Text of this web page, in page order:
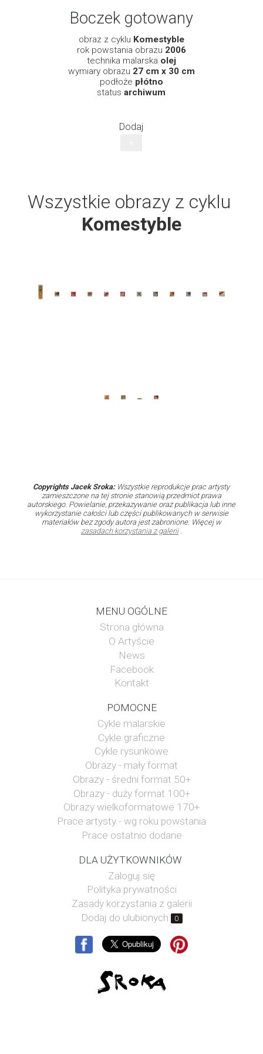
Boczek gotowany
obraz z cyklu Komestyble
rok powstania obrazu 2006
technika malarska olej
wymiary obrazu 27 cm x 30 cm
podłoże płótno
status archiwum
Dodaj
Wszystkie obrazy z cyklu
Komestyble
Copyrights Jacek Sroka:Wszystkie reprodukcje prac artysty
zamieszczone na tej stronie stanowią przedmiot prawa
autorskiego. Powielanie, przekazywanie oraz publikacja lub inne
wykorzystanie całości lub części publikowanych w serwisie
materiałów bez zgody autora jest zabronione. Więcej w
zasadach korzystania z galerii.
MENU OGÓLNE
Strona główna
O Artyście
News
Facebook
Kontakt
POMOCNE
Cykle malarskie
Cykle graficzne
Cykle rysunkowe
Obrazy - mały format
Obrazy - średni format 50+
Obrazy - duży format 100+
Obrazy wielkoformatowe 170+
Prace artysty - wg roku powstania
Prace ostatnio dodane
DLA UŻYTKOWNIKÓW
Zaloguj się
Polityka prywatności
Zasady korzystania z galerii
Dodaj do ulubionych
0